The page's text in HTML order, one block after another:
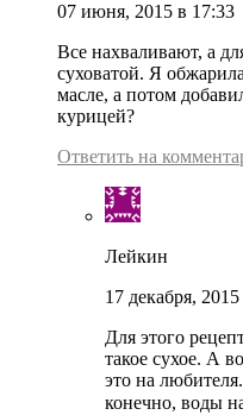
07 июня, 2015 в 17:33
Все нахваливают, а
суховатой. Я
масле, а потом
курицей?
Ответить на
Лейкин
17 декабря,
Для этого
такое сухое. А
это на
конечно, воды